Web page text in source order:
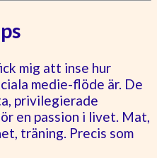
mig att inse hur
medie-flöde är. De
privilegierade
en passion i livet. Mat,
träning. Precis som